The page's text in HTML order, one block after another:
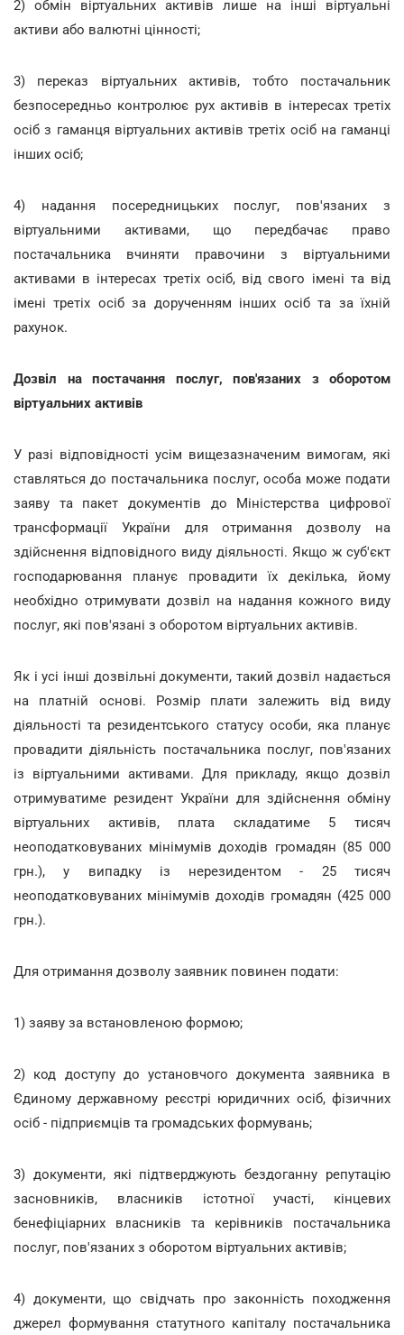
2) обмін віртуальних активів лише на інші віртуальні
активи або валютні цінності;
3) переказ віртуальних активів, тобто постачальник
безпосередньо контролює рух активів в інтересах третіх
осіб з гаманця віртуальних активів третіх осіб на гаманці
інших осіб;
4) надання посередницьких послуг, пов'язаних з
віртуальними активами, що передбачає право
постачальника вчиняти правочини з віртуальними
активами в інтересах третіх осіб, від свого імені та від
імені третіх осіб за дорученням інших осіб та за їхній
рахунок.
Дозвіл на постачання послуг, пов'язаних з оборотом
віртуальних активів
У разі відповідності усім вищезазначеним вимогам, які
ставляться до постачальника послуг, особа може подати
заяву та пакет документів до Міністерства цифрової
трансформації України для отримання дозволу на
здійснення відповідного виду діяльності. Якщо ж суб'єкт
господарювання планує провадити їх декілька, йому
необхідно отримувати дозвіл на надання кожного виду
послуг, які пов'язані з оборотом віртуальних активів.
Як і усі інші дозвільні документи, такий дозвіл надається
на платній основі. Розмір плати залежить від виду
діяльності та резидентського статусу особи, яка планує
провадити діяльність постачальника послуг, пов'язаних
із віртуальними активами. Для прикладу, якщо дозвіл
отримуватиме резидент України для здійснення обміну
віртуальних активів, плата складатиме 5 тисяч
неоподатковуваних мінімумів доходів громадян (85 000
грн.), у випадку із нерезидентом - 25 тисяч
неоподатковуваних мінімумів доходів громадян (425 000
грн.).
Для отримання дозволу заявник повинен подати:
1) заяву за встановленою формою;
2) код доступу до установчого документа заявника в
Єдиному державному реєстрі юридичних осіб, фізичних
осіб - підприємців та громадських формувань;
3) документи, які підтверджують бездоганну репутацію
засновників, власників істотної участі, кінцевих
бенефіціарних власників та керівників постачальника
послуг, пов'язаних з оборотом віртуальних активів;
4) документи, що свідчать про законність походження
джерел формування статутного капіталу постачальника